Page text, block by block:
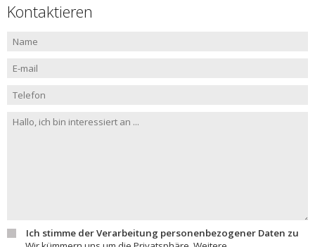
Kontaktieren
Ich stimme der Verarbeitung personenbezogener Daten zu